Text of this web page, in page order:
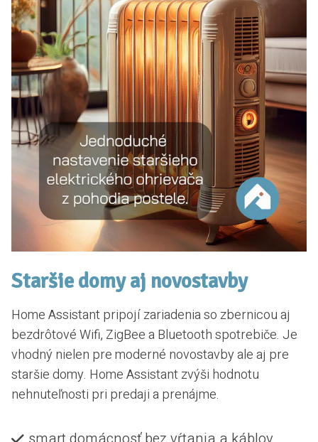
Staršie domy aj novostavby
Home Assistant pripojí zariadenia so zbernicou aj
bezdrôtové Wifi, ZigBee a Bluetooth spotrebiče. Je
vhodný nielen pre moderné novostavby ale aj pre
staršie domy. Home Assistant zvýši hodnotu
nehnuteľnosti pri predaji a prenájme.